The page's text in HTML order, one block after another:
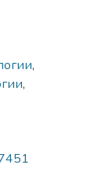
,
,